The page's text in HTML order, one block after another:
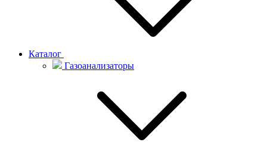
Каталог
Газоанализаторы